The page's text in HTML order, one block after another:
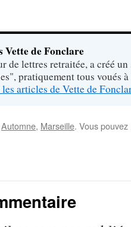
Vette de Fonclare
de lettres retraitée, a créé
pratiquement tous voués
articles de Vette de
Automne, Marseille. Vous